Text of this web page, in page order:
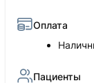
Оплата
Пациенты